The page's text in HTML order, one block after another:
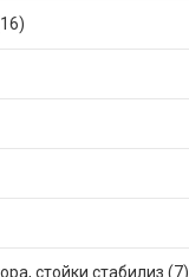
стойки стабилиз (7)